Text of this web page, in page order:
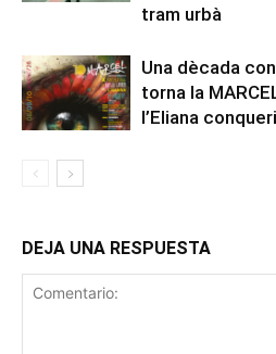
tram urbà
Una dècada
torna la
l’Eliana
DEJA UNA RESPUESTA